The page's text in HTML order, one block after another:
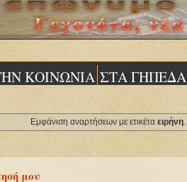
ΚΟΙΝΩΝΙΑ ΣΤΑ ΓΗΠΕΔΑ
Εμφάνιση αναρτήσεων με ετικέτα ειρήνη.
μου